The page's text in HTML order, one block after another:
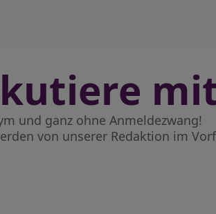
und ganz ohne Anmeldezwang!
von unserer Redaktion im